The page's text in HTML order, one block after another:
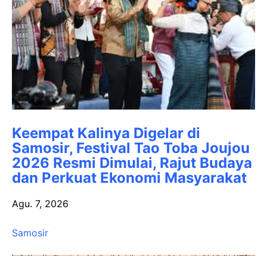
Keempat Kalinya Digelar di
Samosir, Festival Tao Toba Joujou
2026 Resmi Dimulai, Rajut Budaya
dan Perkuat Ekonomi Masyarakat
Agu. 7, 2026
Samosir